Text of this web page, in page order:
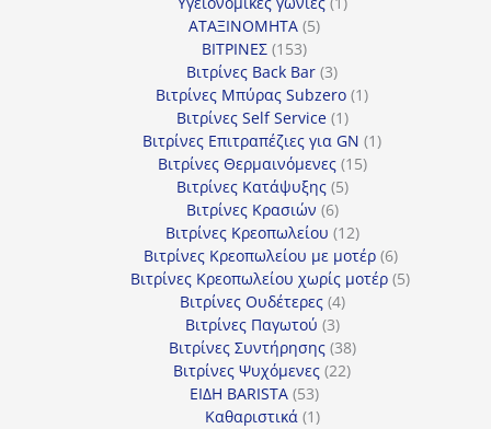
ΑΤΑΞΙΝΟΜΗΤΑ 55
ΒΙΤΡΙΝΕΣ 153153
προϊόντα
Βιτρίνες Back Bar 33
προϊόντα
Βιτρίνες Mπύρας Subzero 11
Βιτρίνες Self Service 11
προϊόν
Βιτρίνες Επιτραπέζιες για GN 11
Βιτρίνες Θερμαινόμενες 1515
Βιτρίνες Κατάψυξης 55
Βιτρίνες Κρασιών 66
προϊόντα
Βιτρίνες Κρεοπωλείου 1212
προϊόντα
Βιτρίνες Κρεοπωλείου με μοτέρ 66
προϊόντα
Βιτρίνες Κρεοπωλείου χωρίς μοτέρ 55
Βιτρίνες Ουδέτερες 44
προϊόντα
Βιτρίνες Παγωτού 33
προϊόντα
Βιτρίνες Συντήρησης 3838
προϊόντα
Βιτρίνες Ψυχόμενες 2222
ΕΙΔΗ BARISTA 5353
προϊόντα
Καθαριστικά 11